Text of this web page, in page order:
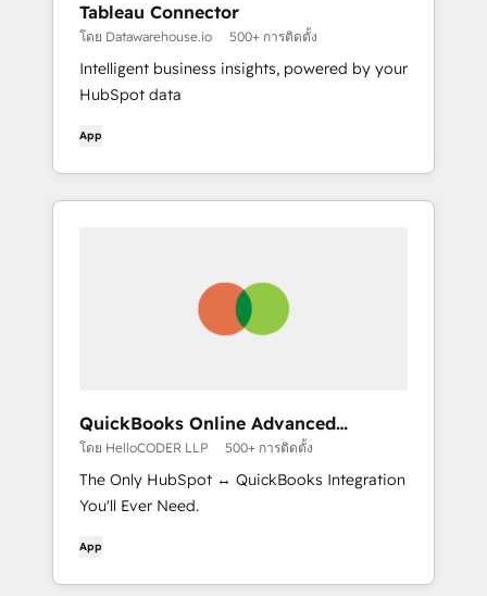
Tableau Connector
โดย Datawarehouse.io 500+ การติดตั้ง
Intelligent business insights, powered by your
HubSpot data
App
QuickBooks Online Advanced
Automation
โดย HelloCODER LLP 500+ การติดตั้ง
The Only HubSpot ↔ QuickBooks Integration
You'll Ever Need.
App